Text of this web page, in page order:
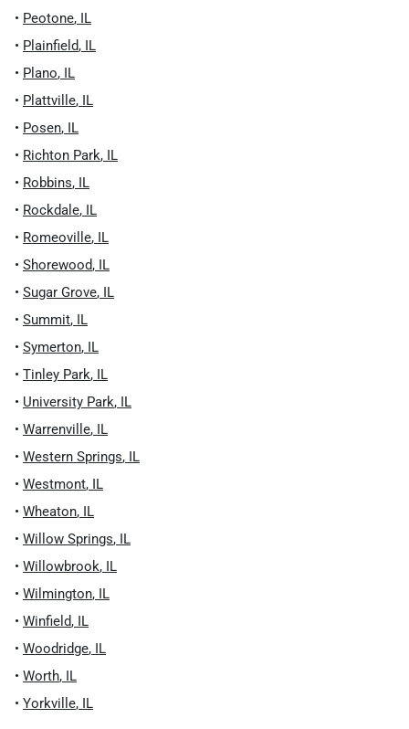
• Peotone, IL
• Plainfield, IL
• Plano, IL
• Plattville, IL
• Posen, IL
• Richton Park, IL
• Robbins, IL
• Rockdale, IL
• Romeoville, IL
• Shorewood, IL
• Sugar Grove, IL
• Summit, IL
• Symerton, IL
• Tinley Park, IL
• University Park, IL
• Warrenville, IL
• Western Springs, IL
• Westmont, IL
• Wheaton, IL
• Willow Springs, IL
• Willowbrook, IL
• Wilmington, IL
• Winfield, IL
• Woodridge, IL
• Worth, IL
• Yorkville, IL